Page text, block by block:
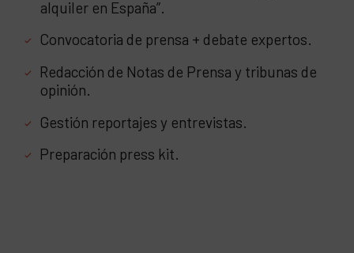
alquiler en España”.
Convocatoria de prensa + debate expertos.
Redacción de Notas de Prensa y tribunas de
opinión.
Gestión reportajes y entrevistas.
Preparación press kit.